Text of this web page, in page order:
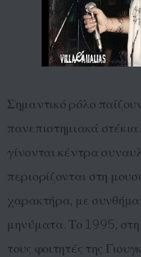
Σημαντικό ρόλο
πανεπιστημιακά
γίνονται κέντρα
περιορίζονται στη
χαρακτήρα, με
μηνύματα. Το 1995,
τους φοιτητές της